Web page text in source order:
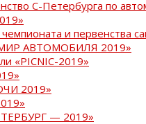
С-Петербурга по
и первенства
АВТОМОБИЛЯ 2019»
«PICNIC-2019»
2019»
— 2019»